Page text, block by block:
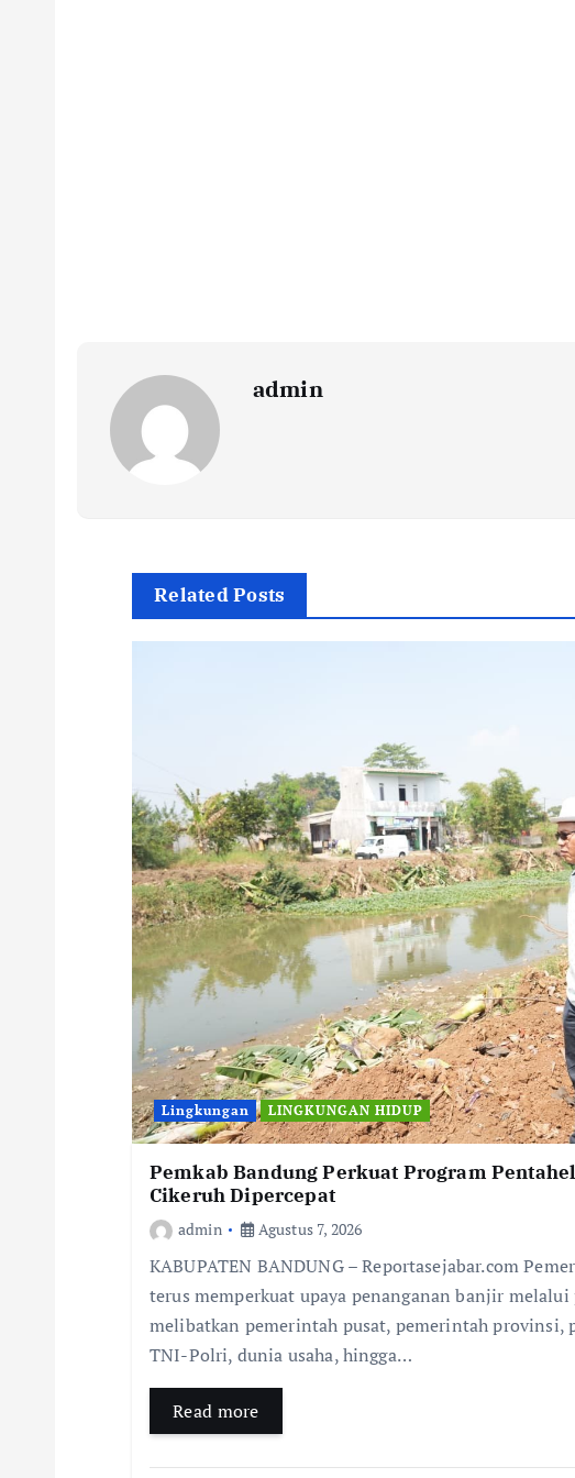
admin
Related Posts
Lingkungan LINGKUNGAN HIDUP
Pemkab Bandung Perkuat Program
Cikeruh Dipercepat
admin Agustus 7, 2026
KABUPATEN BANDUNG – Reportasejabar.com
terus memperkuat upaya penanganan banjir
melibatkan pemerintah pusat, pemerintah provinsi,
TNI-Polri, dunia usaha, hingga…
Read more